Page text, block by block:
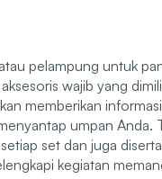
pelampung untuk
wajib yang
memberikan
umpan Anda.
set dan juga
kegiatan